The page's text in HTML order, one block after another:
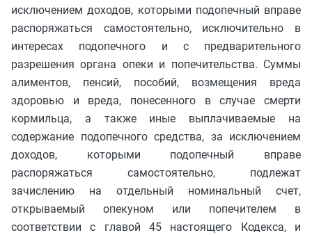
исключением доходов, которыми подопечный вправе
распоряжаться самостоятельно, исключительно в
интересах подопечного и с предварительного
разрешения органа опеки и попечительства. Суммы
алиментов, пенсий, пособий, возмещения вреда
здоровью и вреда, понесенного в случае смерти
кормильца, а также иные выплачиваемые на
содержание подопечного средства, за исключением
доходов, которыми подопечный вправе
распоряжаться самостоятельно, подлежат
зачислению на отдельный номинальный счет,
открываемый опекуном или попечителем в
соответствии с главой 45 настоящего Кодекса, и